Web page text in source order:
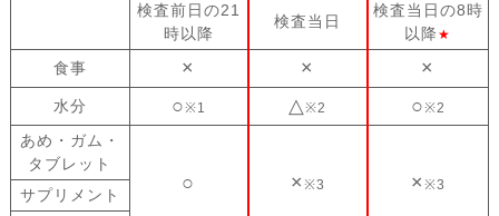
検査前日の21
時以降
検査当日
検査当日の8時
以降 ★
食事 × × ×
水分 ○※1 △※2 ○※2
あめ・ガム・
タブレット
○ × ※3 × ※3
サプリメント